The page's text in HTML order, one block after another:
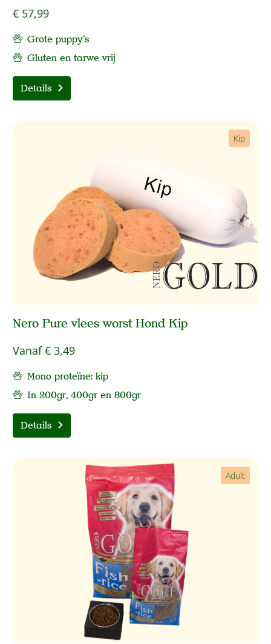
€ 57,99
Grote puppy's
Gluten en tarwe vrij
Details
Kip
Nero Pure vlees worst Hond Kip
Vanaf€ 3,49
Mono proteïne: kip
In 200gr, 400gr en 800gr
Details
Adult